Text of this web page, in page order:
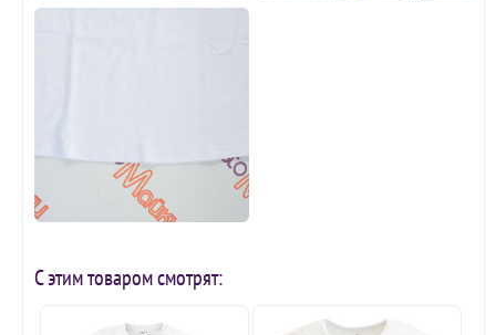
С этим товаром смотрят: